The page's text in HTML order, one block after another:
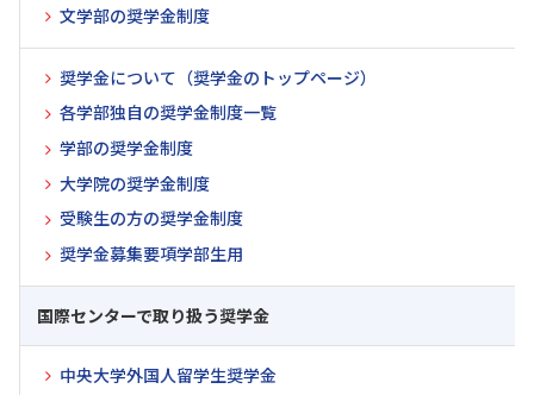
文学部の奨学金制度
奨学金について（奨学金のトップページ）
各学部独自の奨学金制度一覧
学部の奨学金制度
大学院の奨学金制度
受験生の方の奨学金制度
奨学金募集要項学部生用
国際センターで取り扱う奨学金
中央大学外国人留学生奨学金